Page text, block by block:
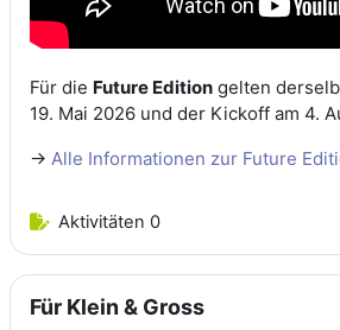
Für die Future Edition gelten
19. Mai 2026 und der Kickoff am 4.
-> Alle Informationen zur Future
Aktivitäten 0
Für Klein & Gross